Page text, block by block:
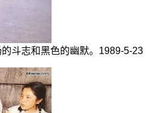
斗志和黑色的幽默。1989-5-23